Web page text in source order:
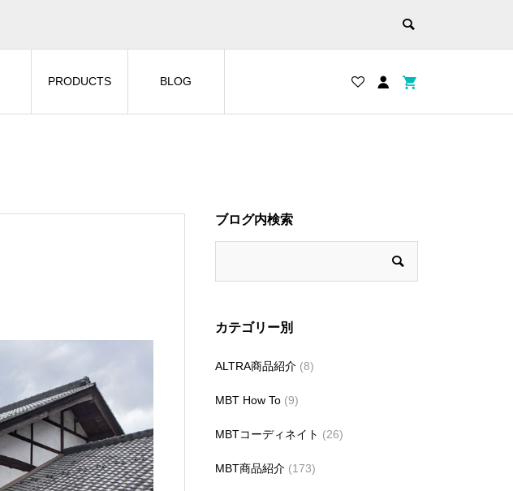
PRODUCTS BLOG
ブログ内検索
カテゴリー別
ALTRA商品紹介 (8)
MBT How To (9)
MBTコーディネイト (26)
MBT商品紹介 (173)